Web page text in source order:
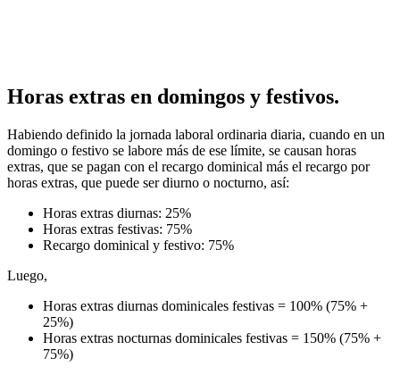
Horas extras en domingos y festivos.
Habiendo definido la jornada laboral ordinaria diaria, cuando en un
domingo o festivo se labore más de ese límite, se causan horas
extras, que se pagan con el recargo dominical más el recargo por
horas extras, que puede ser diurno o nocturno, así:
Horas extras diurnas: 25%
Horas extras festivas: 75%
Recargo dominical y festivo: 75%
Luego,
Horas extras diurnas dominicales festivas = 100% (75% +
25%)
Horas extras nocturnas dominicales festivas = 150% (75% +
75%)